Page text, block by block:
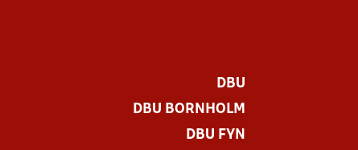
DBU
DBU BORNHOLM
DBU FYN